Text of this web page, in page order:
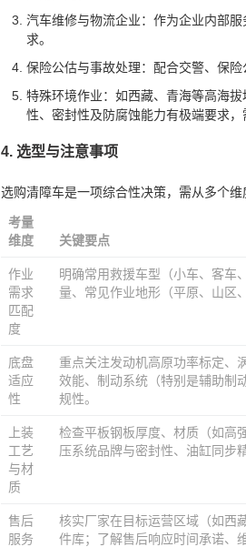
汽车维修与物流企业：作为企业内部
求。
保险公估与事故处理：配合交警、保
特殊环境作业：如西藏、青海等高海
性、密封性及防腐蚀能力有极端要求，
4. 选型与注意事项
选购清障车是一项综合性决策，需从多个
考量
维度
关键要点
作业
需求
匹配
度
明确常用救援车型（小车、客车
量、常见作业地形（平原、山区
底盘
适应
性
重点关注发动机高原功率标定、
效能、制动系统（特别是辅助制
规性。
上装
工艺
与材
质
检查平板钢板厚度、材质（如高
压系统品牌与密封性、油缸同步
售后
服务
核实厂家在目标运营区域（如西
件库；了解售后响应时间承诺、